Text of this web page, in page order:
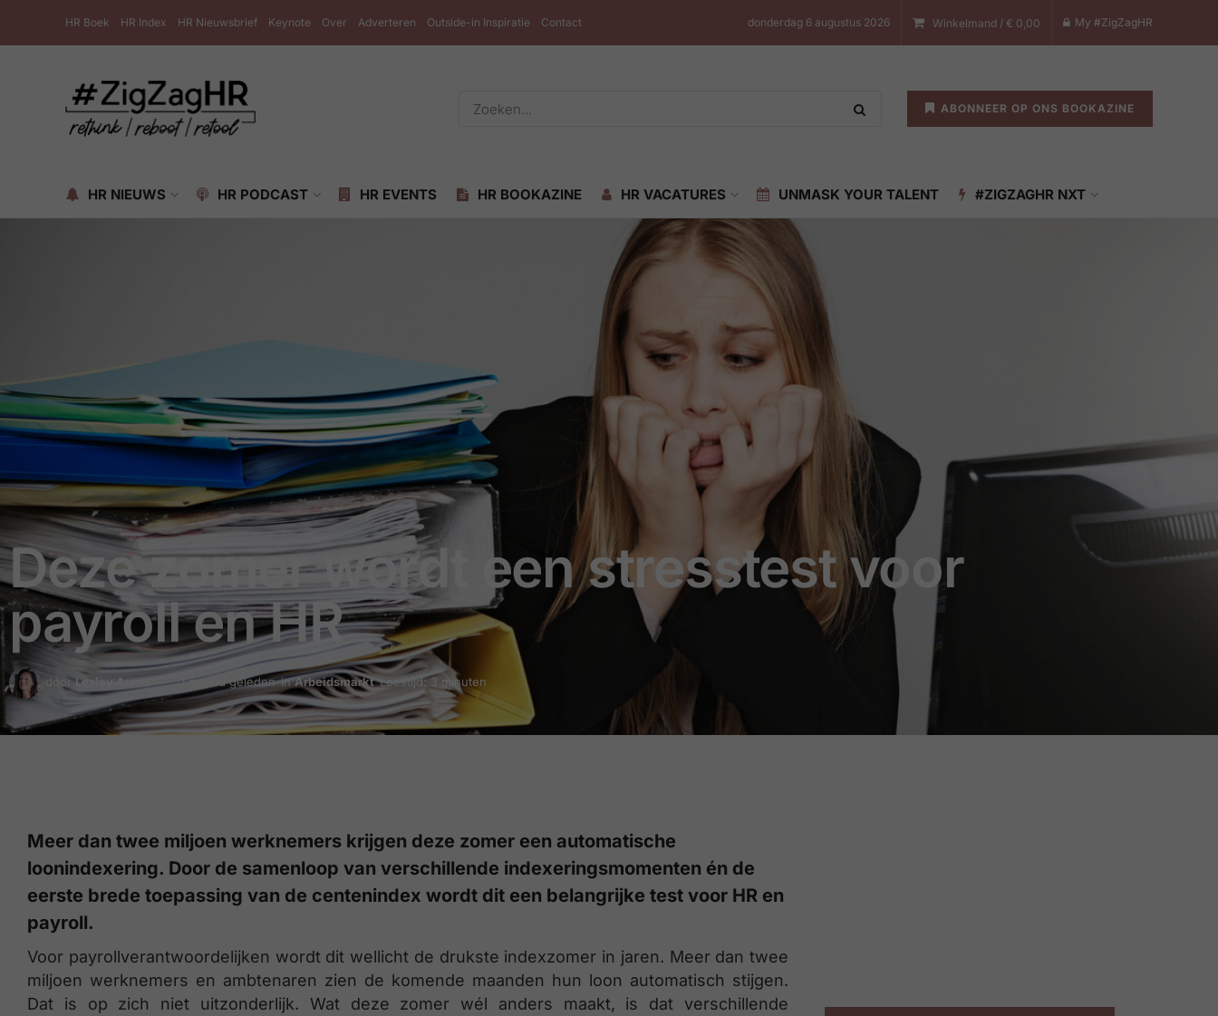
HR Boek HR Index HR Nieuwsbrief Keynote Over Adverteren Outside-in Inspiratie Contact donderdag 6 augustus 2026 Winkelmand / € 0,00 My #ZigZagHR
ABONNEER OP ONS BOOKAZINE
HR NIEUWS HR PODCAST HR EVENTS HR BOOKAZINE HR VACATURES UNMASK YOUR TALENT #ZIGZAGHR NXT
Deze zomer wordt een stresstest voor
payroll en HR
doorLesley Arens 1 maand geleden in Arbeidsmarkt Leestijd: 3 minuten
Meer dan twee miljoen werknemers krijgen deze zomer een automatische
loonindexering. Door de samenloop van verschillende indexeringsmomenten én de
eerste brede toepassing van de centenindex wordt dit een belangrijke test voor HR en
payroll.
Voor payrollverantwoordelijken wordt dit wellicht de drukste indexzomer in jaren. Meer dan twee
miljoen werknemers en ambtenaren zien de komende maanden hun loon automatisch stijgen.
Dat is op zich niet uitzonderlijk. Wat deze zomer wél anders maakt, is dat verschillende